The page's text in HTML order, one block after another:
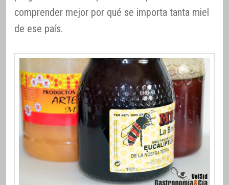
comprender mejor por qué se importa tanta miel
de ese país.